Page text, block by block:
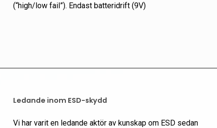
(“high/low fail”). Endast batteridrift (9V)
Ledande inom ESD-skydd
Vi har varit en ledande aktör av kunskap om ESD sedan